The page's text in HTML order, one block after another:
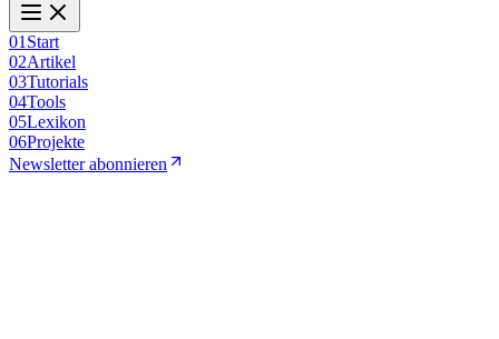
01 Start
02Artikel
03Tutorials
04Tools
05Lexikon
06Projekte
Newsletter abonnieren